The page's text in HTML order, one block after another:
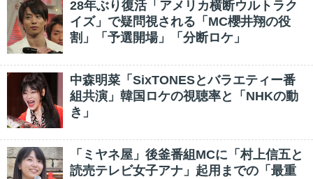
28年ぶり復活「アメリカ横断ウルトラク
イズ」で疑問視される「MC櫻井翔の役
割」「予選開場」「分断ロケ」
中森明菜「SixTONESとバラエティー番
組共演」韓国ロケの視聴率と「NHKの動
き」
「ミヤネ屋」後釜番組MCに「村上信五と
読売テレビ女子アナ」起用までの「最重